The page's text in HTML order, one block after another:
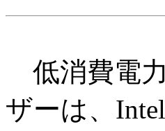
低消費電
ザーは、